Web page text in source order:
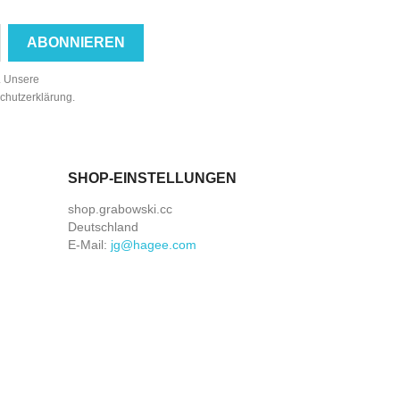
Unsere
SHOP-EINSTELLUNGEN
shop.grabowski.cc
Deutschland
E-Mail: jg@hagee.com